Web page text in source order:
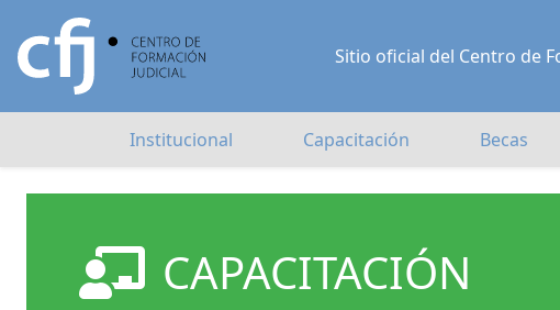
Sitio oficial del Centro de
Institucional Capacitación Becas
CAPACITACIÓN